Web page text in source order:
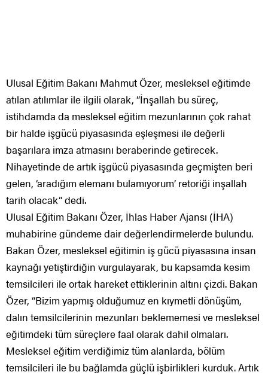
Ulusal Eğitim Bakanı Mahmut Özer, mesleksel eğitimde
atılan atılımlar ile ilgili olarak, “İnşallah bu süreç,
istihdamda da mesleksel eğitim mezunlarının çok rahat
bir halde işgücü piyasasında eşleşmesi ile değerli
başarılara imza atmasını beraberinde getirecek.
Nihayetinde de artık işgücü piyasasında geçmişten beri
gelen, ‘aradığım elemanı bulamıyorum’ retoriği inşallah
tarih olacak” dedi.
Ulusal Eğitim Bakanı Özer, İhlas Haber Ajansı (İHA)
muhabirine gündeme dair değerlendirmelerde bulundu.
Bakan Özer, mesleksel eğitimin iş gücü piyasasına insan
kaynağı yetiştirdiğin vurgulayarak, bu kapsamda kesim
temsilcileri ile ortak hareket ettiklerinin altını çizdi. Bakan
Özer, “Bizim yapmış olduğumuz en kıymetli dönüşüm,
dalın temsilcilerinin mezunları beklememesi ve mesleksel
eğitimdeki tüm süreçlere faal olarak dahil olmaları.
Mesleksel eğitim verdiğimiz tüm alanlarda, bölüm
temsilcileri ile bu bağlamda güçlü işbirlikleri kurduk. Artık